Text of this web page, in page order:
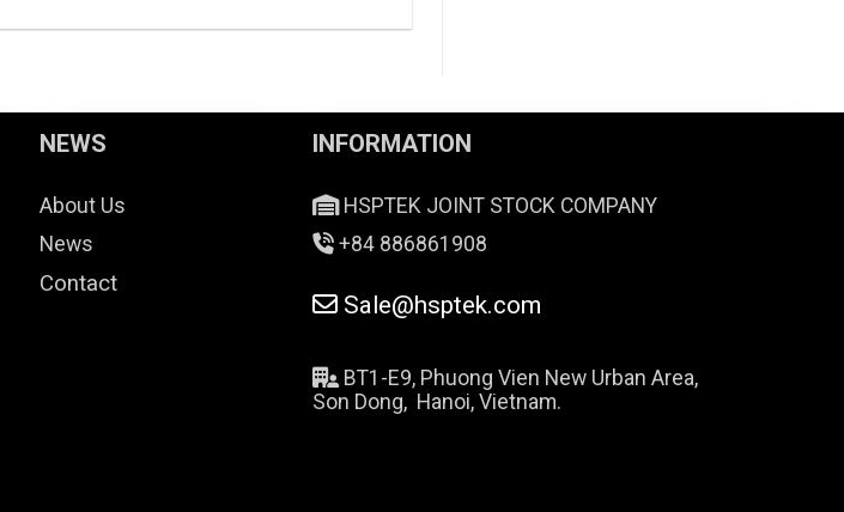
NEWS
About Us
News
Contact
INFORMATION
HSPTEK JOINT STOCK COMPANY
+84 886861908
Sale@hsptek.com
BT1-E9, Phuong Vien New Urban Area,
Son Dong, Hanoi, Vietnam.